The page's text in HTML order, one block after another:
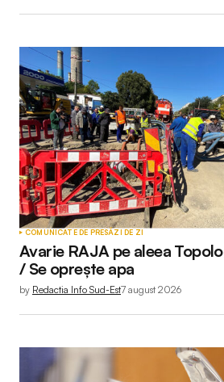
COMUNICATE DE PRESĂZI DE ZI
Avarie RAJA pe aleea
/ Se oprește apa
by Redactia Info Sud-Est7 august 2026